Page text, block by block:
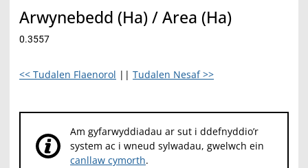
Arwynebedd (Ha) / Area (Ha)
0.3557
<< Tudalen Flaenorol || Tudalen Nesaf >>
Am gyfarwyddiadau ar sut i ddefnyddio’r
system ac i wneud sylwadau, gwelwch ein
canllaw cymorth.